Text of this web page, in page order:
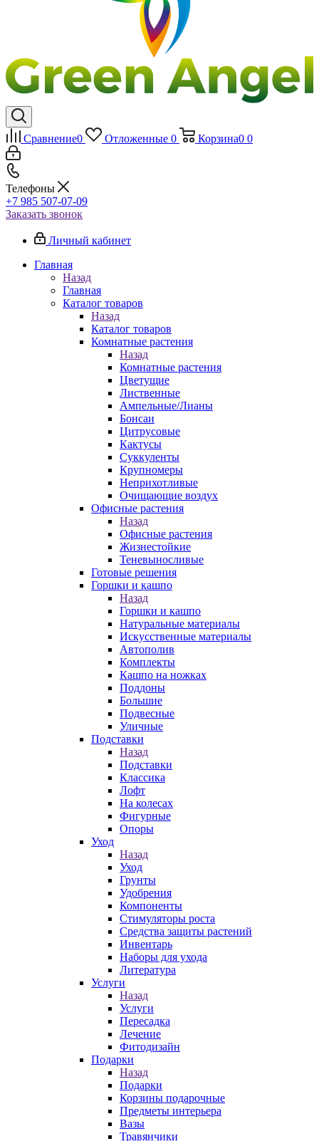
Сравнение0 Отложенные 0 Корзина0 0
Телефоны
+7 985 507-07-09
Заказать звонок
Личный кабинет
Главная
Назад
Главная
Каталог товаров
Назад
Каталог товаров
Комнатные растения
Назад
Комнатные растения
Цветущие
Лиственные
Ампельные/Лианы
Бонсаи
Цитрусовые
Кактусы
Суккуленты
Крупномеры
Неприхотливые
Очищающие воздух
Офисные растения
Назад
Офисные растения
Жизнестойкие
Теневыносливые
Готовые решения
Горшки и кашпо
Назад
Горшки и кашпо
Натуральные материалы
Искусственные материалы
Автополив
Комплекты
Кашпо на ножках
Поддоны
Большие
Подвесные
Уличные
Подставки
Назад
Подставки
Классика
Лофт
На колесах
Фигурные
Опоры
Уход
Назад
Уход
Грунты
Удобрения
Компоненты
Стимуляторы роста
Средства защиты растений
Инвентарь
Наборы для ухода
Литература
Услуги
Назад
Услуги
Пересадка
Лечение
Фитодизайн
Подарки
Назад
Подарки
Корзины подарочные
Предметы интерьера
Вазы
Травянчики